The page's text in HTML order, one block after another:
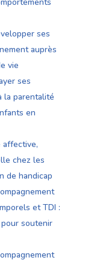
ses
auprès
vie
ses
la parentalité
en
affective,
chez les
de handicap
et TDI :
soutenir